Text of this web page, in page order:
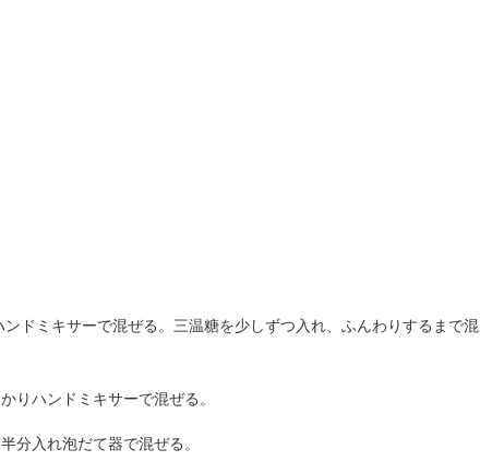
ドミキサーで混ぜる。三温糖を少しずつ入れ、ふんわりするまで混
ハンドミキサーで混ぜる。
入れ泡だて器で混ぜる。